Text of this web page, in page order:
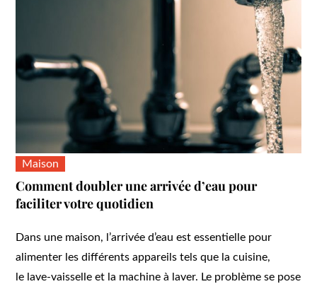
Maison
Comment doubler une arrivée d’eau pour
faciliter votre quotidien
Dans une maison, l’arrivée d’eau est essentielle pour
alimenter les différents appareils tels que la cuisine,
le lave-vaisselle et la machine à laver. Le problème se pose